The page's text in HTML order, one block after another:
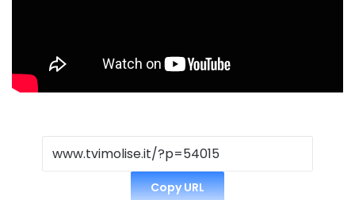
Copy URL